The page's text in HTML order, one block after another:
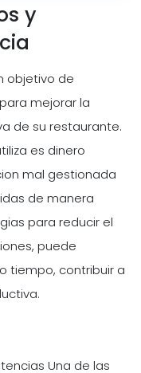
y
objetivo de
mejorar la
de su restaurante.
es dinero
mal gestionada
de manera
para reducir el
puede
tiempo, contribuir a
Una de las